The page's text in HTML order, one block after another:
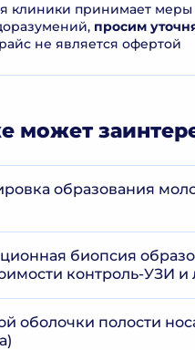
клиники принимает
просим
не является офертой
может
образования
биопсия
контроль-УЗИ и
оболочки полости